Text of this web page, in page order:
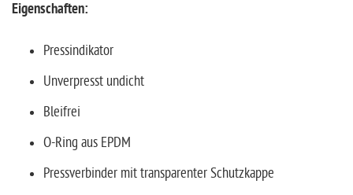
Eigenschaften:
Pressindikator
Unverpresst undicht
Bleifrei
O-Ring aus EPDM
Pressverbinder mit transparenter Schutzkappe